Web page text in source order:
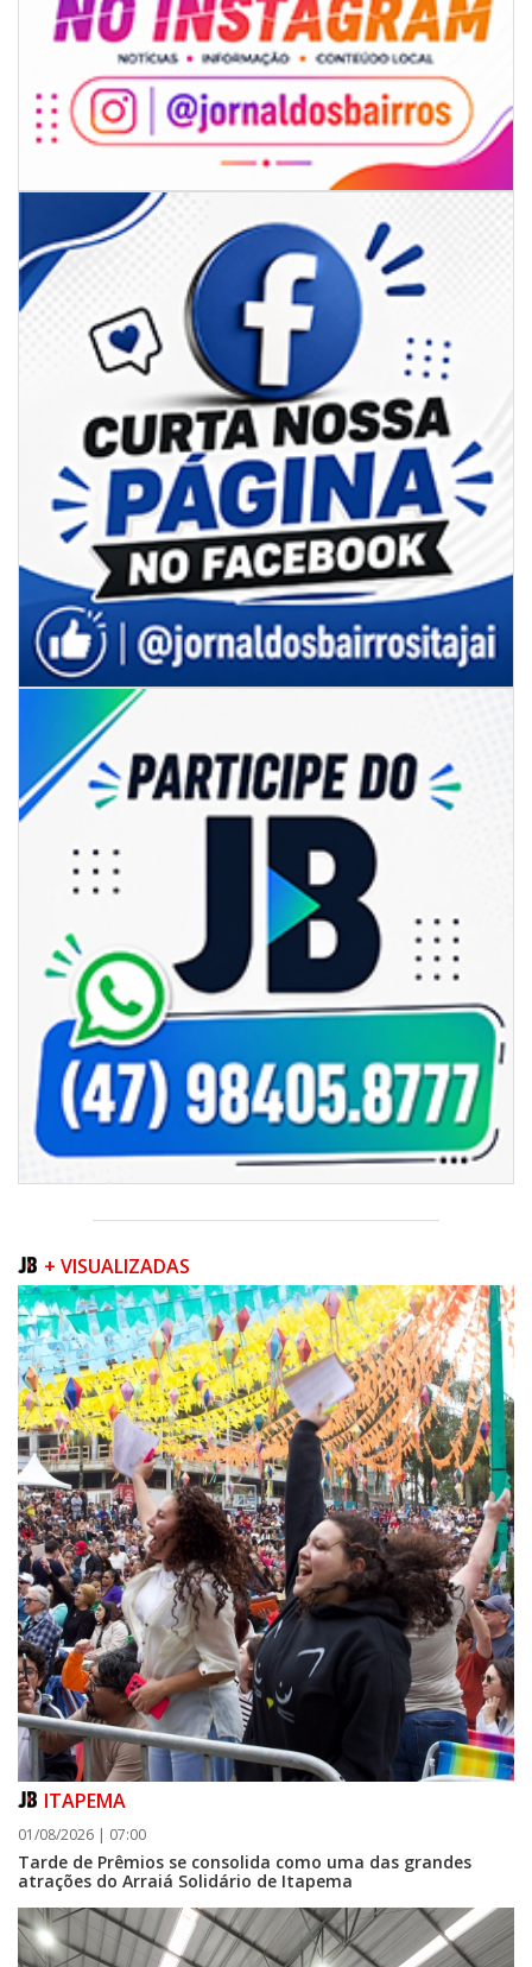
06/08/2026 | 18:28
Ciclone-bomba se forma sobre o oceano, mas Santa Catarina terá
impactos provocados pela frente fria e pelo vento Sul
06/08/2026 | 07:00
Secretaria de Cultura retoma oficinas culturais com diversas
modalidades para a comunidade
BALNEÁRIO CAMBORIÚ
06/08/2026 | 07:00
Inscrições para a exploração da gastronomia do 14º Acampamento
Farroupilha estão abertas
CAMBORIÚ
+ VISUALIZADAS
ITAPEMA
01/08/2026 | 07:00
Tarde de Prêmios se consolida como uma das grandes
atrações do Arraiá Solidário de Itapema